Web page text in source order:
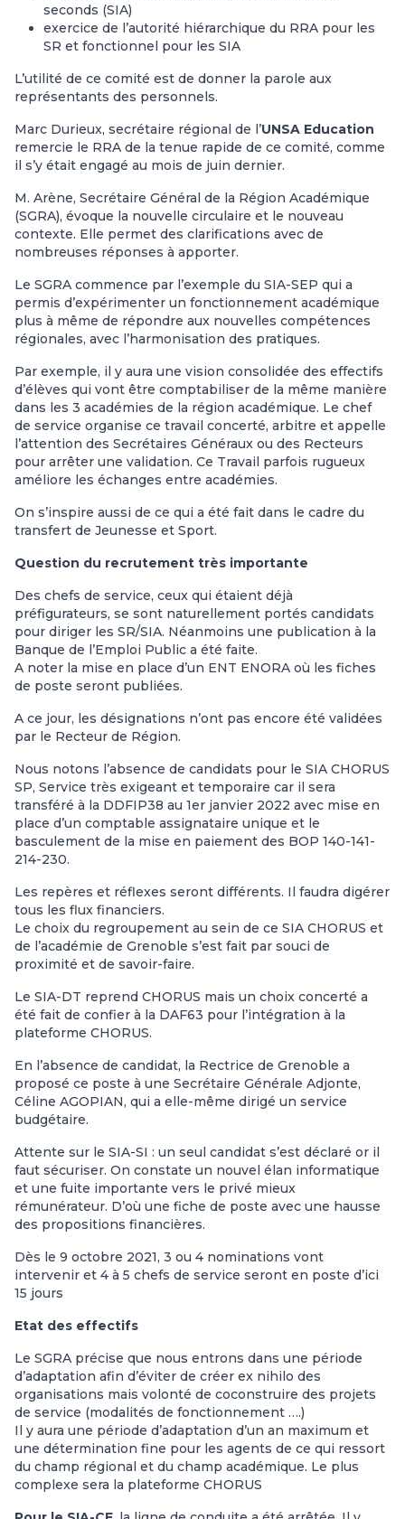
seconds (SIA)
exercice de l’autorité hiérarchique du RRA pour les
SR et fonctionnel pour les SIA
L’utilité de ce comité est de donner la parole aux
représentants des personnels.
Marc Durieux, secrétaire régional de l’UNSA Education
remercie le RRA de la tenue rapide de ce comité, comme
il s’y était engagé au mois de juin dernier.
M. Arène, Secrétaire Général de la Région Académique
(SGRA), évoque la nouvelle circulaire et le nouveau
contexte. Elle permet des clarifications avec de
nombreuses réponses à apporter.
Le SGRA commence par l’exemple du SIA-SEP qui a
permis d’expérimenter un fonctionnement académique
plus à même de répondre aux nouvelles compétences
régionales, avec l’harmonisation des pratiques.
Par exemple, il y aura une vision consolidée des effectifs
d’élèves qui vont être comptabiliser de la même manière
dans les 3 académies de la région académique. Le chef
de service organise ce travail concerté, arbitre et appelle
l’attention des Secrétaires Généraux ou des Recteurs
pour arrêter une validation. Ce Travail parfois rugueux
améliore les échanges entre académies.
On s’inspire aussi de ce qui a été fait dans le cadre du
transfert de Jeunesse et Sport.
Question du recrutement très importante
Des chefs de service, ceux qui étaient déjà
préfigurateurs, se sont naturellement portés candidats
pour diriger les SR/SIA. Néanmoins une publication à la
Banque de l’Emploi Public a été faite.
A noter la mise en place d’un ENT ENORA où les fiches
de poste seront publiées.
A ce jour, les désignations n’ont pas encore été validées
par le Recteur de Région.
Nous notons l’absence de candidats pour le SIA CHORUS
SP, Service très exigeant et temporaire car il sera
transféré à la DDFIP38 au 1er janvier 2022 avec mise en
place d’un comptable assignataire unique et le
basculement de la mise en paiement des BOP 140-141-
214-230.
Les repères et réflexes seront différents. Il faudra digérer
tous les flux financiers.
Le choix du regroupement au sein de ce SIA CHORUS et
de l’académie de Grenoble s’est fait par souci de
proximité et de savoir-faire.
Le SIA-DT reprend CHORUS mais un choix concerté a
été fait de confier à la DAF63 pour l’intégration à la
plateforme CHORUS.
En l’absence de candidat, la Rectrice de Grenoble a
proposé ce poste à une Secrétaire Générale Adjonte,
Céline AGOPIAN, qui a elle-même dirigé un service
budgétaire.
Attente sur le SIA-SI : un seul candidat s’est déclaré or il
faut sécuriser. On constate un nouvel élan informatique
et une fuite importante vers le privé mieux
rémunérateur. D’où une fiche de poste avec une hausse
des propositions financières.
Dès le 9 octobre 2021, 3 ou 4 nominations vont
intervenir et 4 à 5 chefs de service seront en poste d’ici
15 jours
Etat des effectifs
Le SGRA précise que nous entrons dans une période
d’adaptation afin d’éviter de créer ex nihilo des
organisations mais volonté de coconstruire des projets
de service (modalités de fonctionnement ….)
Il y aura une période d’adaptation d’un an maximum et
une détermination fine pour les agents de ce qui ressort
du champ régional et du champ académique. Le plus
complexe sera la plateforme CHORUS